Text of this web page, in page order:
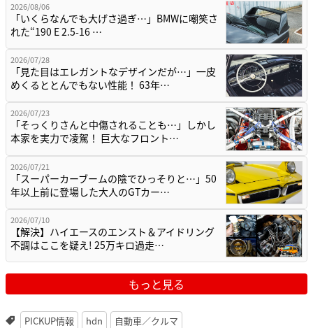
2026/08/06
「いくらなんでも大げさ過ぎ…」BMWに嘲笑さ
れた“190 E 2.5-16 …
2026/07/28
「見た目はエレガントなデザインだが…」一皮
めくるととんでもない性能！ 63年…
2026/07/23
「そっくりさんと中傷されることも…」しかし
本家を実力で凌駕！ 巨大なフロント…
2026/07/21
「スーパーカーブームの陰でひっそりと…」50
年以上前に登場した大人のGTカー…
2026/07/10
【解決】ハイエースのエンスト＆アイドリング
不調はここを疑え! 25万キロ過走…
もっと見る
PICKUP情報 hdn 自動車／クルマ